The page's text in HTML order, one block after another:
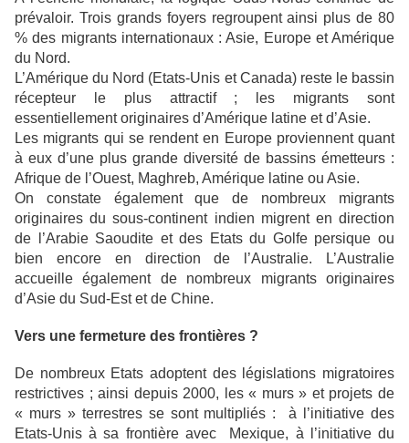
prévaloir. Trois grands foyers regroupent ainsi plus de 80
% des migrants internationaux : Asie, Europe et Amérique
du Nord.
L’Amérique du Nord (Etats-Unis et Canada) reste le bassin
récepteur le plus attractif ; les migrants sont
essentiellement originaires d’Amérique latine et d’Asie.
Les migrants qui se rendent en Europe proviennent quant
à eux d’une plus grande diversité de bassins émetteurs :
Afrique de l’Ouest, Maghreb, Amérique latine ou Asie.
On constate également que de nombreux migrants
originaires du sous-continent indien migrent en direction
de l’Arabie Saoudite et des Etats du Golfe persique ou
bien encore en direction de l’Australie. L’Australie
accueille également de nombreux migrants originaires
d’Asie du Sud-Est et de Chine.
Vers une fermeture des frontières ?
De nombreux Etats adoptent des législations migratoires
restrictives ; ainsi depuis 2000, les « murs » et projets de
« murs » terrestres se sont multipliés : à l’initiative des
Etats-Unis à sa frontière avec Mexique, à l’initiative du